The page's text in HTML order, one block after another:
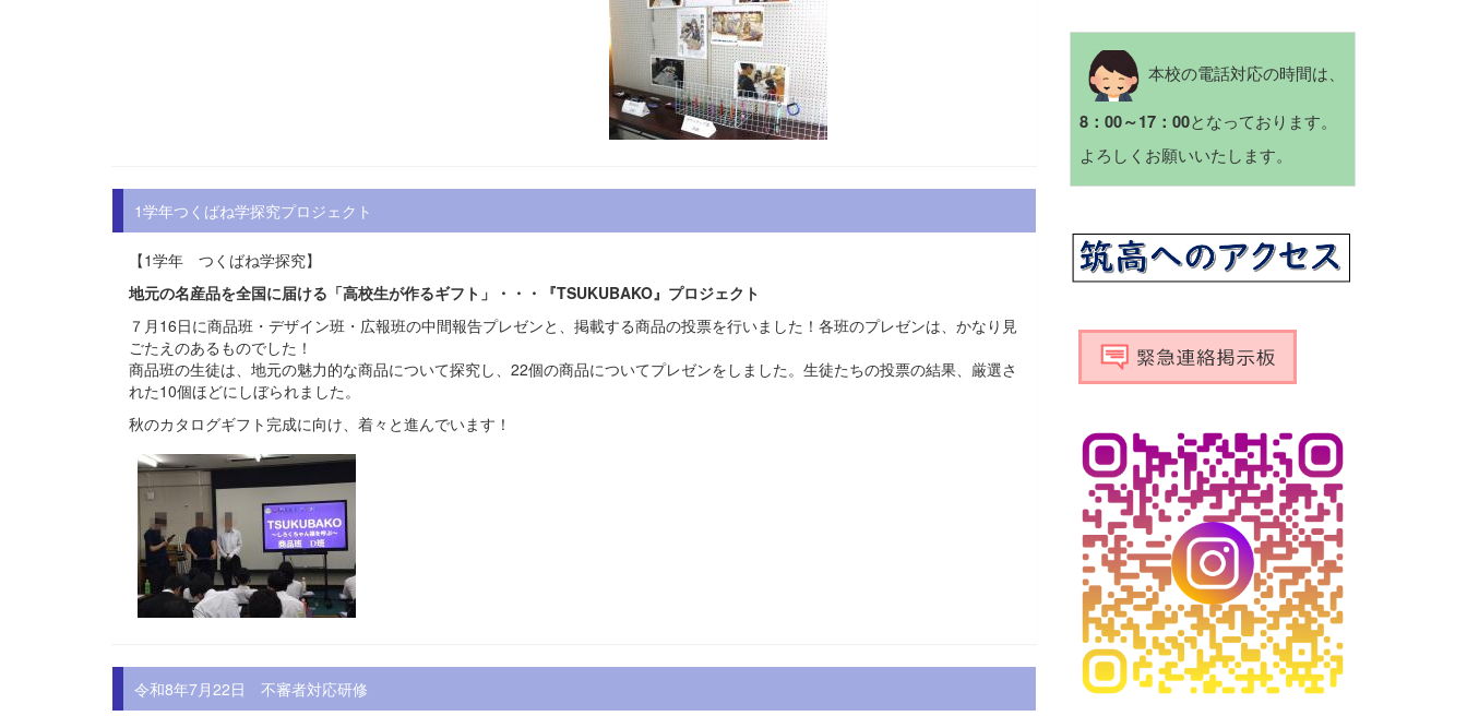
1学年つくばね学探究プロジェクト
【1学年 つくばね学探究】
地元の名産品を全国に届ける「高校生が作るギフト」・・・『TSUKUBAKO』プロジェクト
７月16日に商品班・デザイン班・広報班の中間報告プレゼンと、掲載する商品の投票を行いました！各班のプレゼンは、かなり見
ごたえのあるものでした！
商品班の生徒は、地元の魅力的な商品について探究し、22個の商品についてプレゼンをしました。生徒たちの投票の結果、厳選さ
れた10個ほどにしぼられました。
秋のカタログギフト完成に向け、着々と進んでいます！
令和8年7月22日 不審者対応研修
本校の電話対応の時間は、
8：00～17：00となっております。
よろしくお願いいたします。